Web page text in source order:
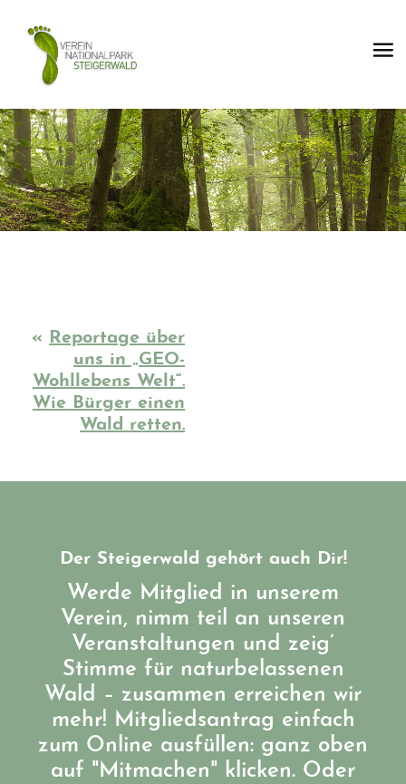
« Reportage über
uns in „GEO-
Wohllebens Welt“.
Wie Bürger einen
Wald retten.
Der Steigerwald gehört auch Dir!
Werde Mitglied in unserem
Verein, nimm teil an unseren
Veranstaltungen und zeig’
Stimme für naturbelassenen
Wald – zusammen erreichen wir
mehr! Mitgliedsantrag einfach
zum Online ausfüllen: ganz oben
auf "Mitmachen" klicken. Oder